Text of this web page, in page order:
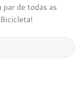
de todas as